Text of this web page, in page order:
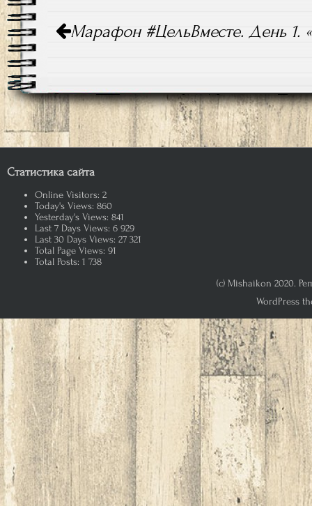
поМарафон #ЦельВместе. День 1.
Статистика сайта
Online Visitors: 2
Today's Views: 860
Yesterday's Views: 841
Last 7 Days Views: 6 929
Last 30 Days Views: 27 321
Total Page Views: 91
Total Posts: 1 738
(c) Mishaikon 2020.
WordPress